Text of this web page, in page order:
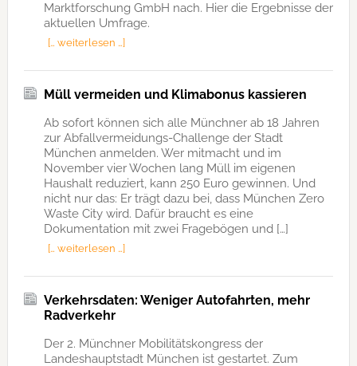
Marktforschung GmbH nach. Hier die Ergebnisse der
aktuellen Umfrage.
[… weiterlesen …]
Müll vermeiden und Klimabonus kassieren
Ab sofort können sich alle Münchner ab 18 Jahren
zur Abfallvermeidungs-Challenge der Stadt
München anmelden. Wer mitmacht und im
November vier Wochen lang Müll im eigenen
Haushalt reduziert, kann 250 Euro gewinnen. Und
nicht nur das: Er trägt dazu bei, dass München Zero
Waste City wird. Dafür braucht es eine
Dokumentation mit zwei Fragebögen und […]
[… weiterlesen …]
Verkehrsdaten: Weniger Autofahrten, mehr
Radverkehr
Der 2. Münchner Mobilitätskongress der
Landeshauptstadt München ist gestartet. Zum